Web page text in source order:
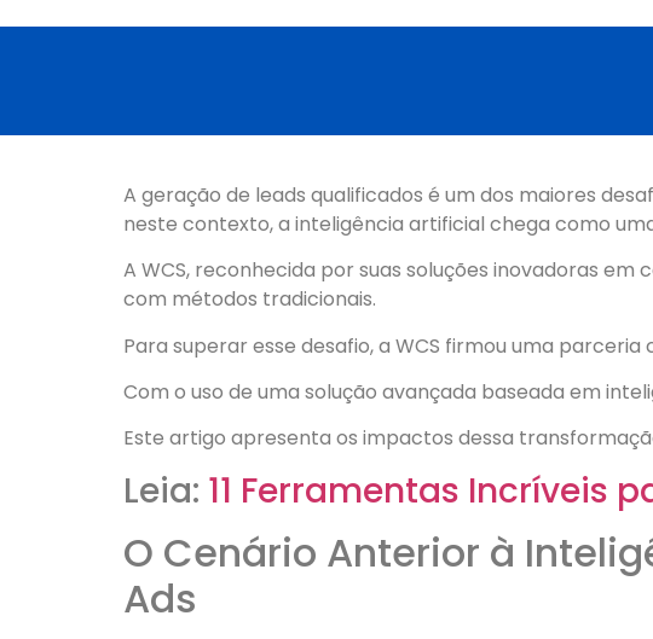
A geração de leads qualificados é um dos maiores
neste contexto, a inteligência artificial chega como
A WCS, reconhecida por suas soluções inovadoras
com métodos tradicionais.
Para superar esse desafio, a WCS firmou uma parceria
Com o uso de uma solução avançada baseada em
Este artigo apresenta os impactos dessa
Leia: 11 Ferramentas Incríveis
O Cenário Anterior à
Ads